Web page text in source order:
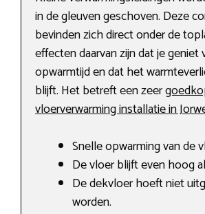
in de gleuven geschoven. Deze
bevinden zich direct onder de
effecten daarvan zijn dat je geniet
opwarmtijd en dat het
blijft. Het betreft een zeer
vloerverwarming installatie in
Snelle opwarming van de
De vloer blijft even hoog
De dekvloer hoeft niet
worden.